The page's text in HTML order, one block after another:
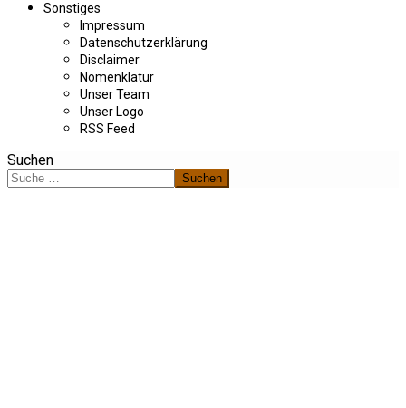
Sonstiges
Impressum
Datenschutzerklärung
Disclaimer
Nomenklatur
Unser Team
Unser Logo
RSS Feed
Suchen
Suchen